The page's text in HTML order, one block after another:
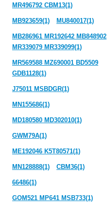
MR496792 CBM13(1)
MB923659(1) MU840017(1)
MB286961 MR192642 MB848902
MR339079 MR339099(1)
MR569588 MZ690001 BD5509
GDB1128(1)
J75011 MSBDGR(1)
MN155686(1)
MD180580 MD302010(1)
GWM79A(1)
ME192046 K5T80571(1)
MN128888(1) CBM36(1)
66486(1)
GOM521 MP641 MSB733(1)